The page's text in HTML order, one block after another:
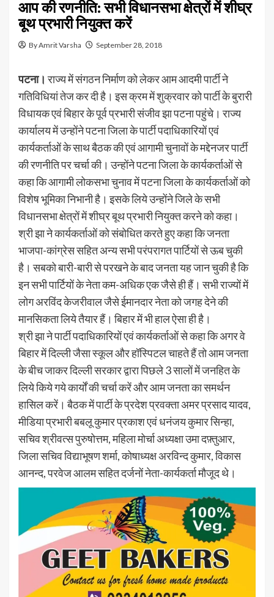
आप की रणनीति: सभी विधानसभा क्षेत्रों में शीघ्र
बूथ प्रभारी नियुक्त करें
By Amrit Varsha September 28, 2018
पटना। राज्य में संगठन निर्माण को लेकर आम आदमी पार्टी ने
गतिविधियां तेज कर दी है। इस क्रम में शुक्रवार को पार्टी के बुरारी
विधायक एवं बिहार के पूर्व प्रभारी संजीव झा पटना पहुंचे। राज्य
कार्यालय में उन्होंने पटना जिला के पार्टी पदाधिकारियों एवं
कार्यकर्ताओं के साथ बैठक की एवं आगामी चुनावों के मद्देनजर पार्टी
की रणनीति पर चर्चा की। उन्होंने पटना जिला के कार्यकर्ताओं से
कहा कि आगामी लोकसभा चुनाव में पटना जिला के कार्यकर्ताओं को
विशेष भूमिका निभानी है। इसके लिये उन्होंने जिले के सभी
विधानसभा क्षेत्रों में शीघ्र बूथ प्रभारी नियुक्त करने को कहा।
श्री झा ने कार्यकर्ताओं को संबोधित करते हुए कहा कि जनता
भाजपा-कांग्रेस सहित अन्य सभी परंपरागत पार्टियों से ऊब चुकी
है। सबको बारी-बारी से परखने के बाद जनता यह जान चुकी है कि
इन सभी पार्टियों के नेता कम-अधिक एक जैसे ही हैं। सभी राज्यों में
लोग अरविंद केजरीवाल जैसे ईमानदार नेता को जगह देने की
मानसिकता लिये तैयार हैं। बिहार में भी हाल ऐसा ही है।
श्री झा ने पार्टी पदाधिकारियों एवं कार्यकर्ताओं से कहा कि अगर वे
बिहार में दिल्ली जैसा स्कूल और हॉस्पिटल चाहते हैं तो आम जनता
के बीच जाकर दिल्ली सरकार द्वारा पिछले 3 सालों में जनहित के
लिये किये गये कार्यों की चर्चा करें और आम जनता का समर्थन
हासिल करें। बैठक में पार्टी के प्रदेश प्रवक्ता अमर प्रसाद यादव,
मीडिया प्रभारी बबलू कुमार प्रकाश एवं धनंजय कुमार सिन्हा,
सचिव श्रीवत्स पुरुषोत्तम, महिला मोर्चा अध्यक्षा उमा दफ़्तुआर,
जिला सचिव विद्याभूषण शर्मा, कोषाध्यक्ष अरविन्द कुमार, विकास
आनन्द, परवेज आलम सहित दर्जनों नेता-कार्यकर्ता मौजूद थे।